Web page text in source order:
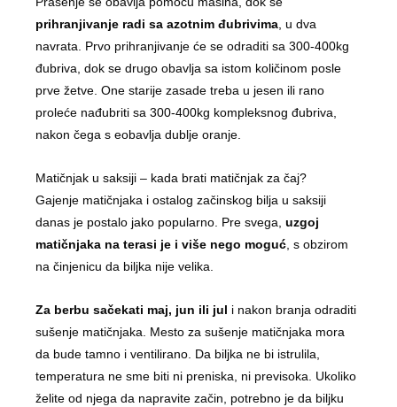
prihranjivanje radi sa azotnim đubrivima, u dva
navrata. Prvo prihranjivanje će se odraditi sa 300-400kg
đubriva, dok se drugo obavlja sa istom količinom posle
prve žetve. One starije zasade treba u jesen ili rano
proleće nađubriti sa 300-400kg kompleksnog đubriva,
nakon čega s eobavlja dublje oranje.
Matičnjak u saksiji – kada brati matičnjak za čaj?
Gajenje matičnjaka i ostalog začinskog bilja u saksiji
danas je postalo jako popularno. Pre svega, uzgoj
matičnjaka na terasi je i više nego moguć, s obzirom
na činjenicu da biljka nije velika.
Za berbu sačekati maj, jun ili jul i nakon branja odraditi
sušenje matičnjaka. Mesto za sušenje matičnjaka mora
da bude tamno i ventilirano. Da biljka ne bi istrulila,
temperatura ne sme biti ni preniska, ni previsoka. Ukoliko
želite od njega da napravite začin, potrebno je da biljku